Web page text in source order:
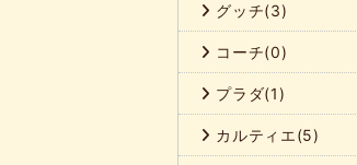
グッチ(3)
コーチ(0)
プラダ(1)
カルティエ(5)